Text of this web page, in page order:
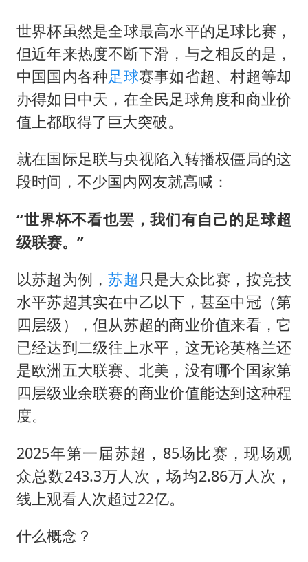
世界杯虽然是全球最高水平的足球比赛，
但近年来热度不断下滑，与之相反的是，
中国国内各种足球赛事如省超、村超等却
办得如日中天，在全民足球角度和商业价
值上都取得了巨大突破。
就在国际足联与央视陷入转播权僵局的这
段时间，不少国内网友就高喊：
“世界杯不看也罢，我们有自己的足球超
级联赛。”
以苏超为例，苏超只是大众比赛，按竞技
水平苏超其实在中乙以下，甚至中冠（第
四层级），但从苏超的商业价值来看，它
已经达到二级往上水平，这无论英格兰还
是欧洲五大联赛、北美，没有哪个国家第
四层级业余联赛的商业价值能达到这种程
度。
2025年第一届苏超，85场比赛，现场观
众总数243.3万人次，场均2.86万人次，
线上观看人次超过22亿。
什么概念？